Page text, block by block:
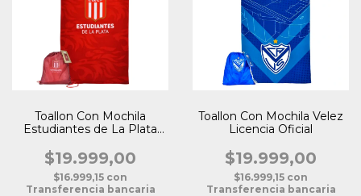
Toallon Con Mochila
Estudiantes de La Plata
$19.999,00
$16.999,15 con
Transferencia bancaria
Toallon Con Mochila Velez
Licencia Oficial
$19.999,00
$16.999,15 con
Transferencia bancaria